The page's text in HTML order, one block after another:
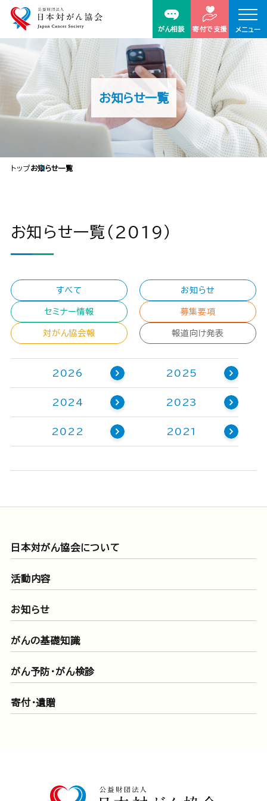
がん相談 寄付で支援 メニュー
お知らせ一覧
トップお知らせ一覧
お知らせ一覧（2019）
すべて お知らせ
セミナー情報 募集要項
対がん協会報 報道向け発表
2026 2025
2024 2023
2022 2021
日本対がん協会について
活動内容
お知らせ
がんの基礎知識
がん予防・がん検診
寄付・遺贈